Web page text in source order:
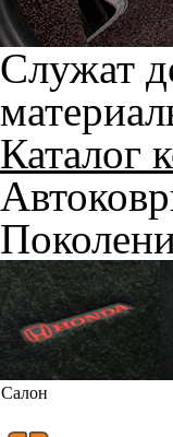
Служат
Каталог
Салон